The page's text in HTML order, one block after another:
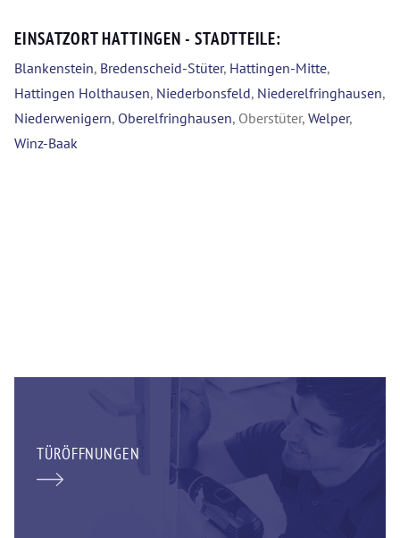
EINSATZORT HATTINGEN - STADTTEILE:
Blankenstein, Bredenscheid-Stüter, Hattingen-Mitte,
Hattingen Holthausen, Niederbonsfeld, Niederelfringhausen,
Niederwenigern, Oberelfringhausen, Oberstüter, Welper,
Winz-Baak
TÜRÖFFNUNGEN